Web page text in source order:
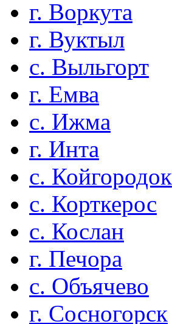
г. Воркута
г. Вуктыл
с. Выльгорт
г. Емва
с. Ижма
г. Инта
с. Койгородок
с. Корткерос
с. Кослан
г. Печора
с. Объячево
г. Сосногорск